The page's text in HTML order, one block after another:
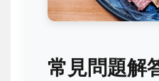
常見問題解